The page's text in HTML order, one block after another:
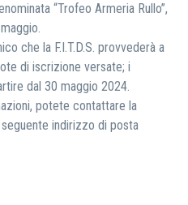
“Trofeo Armeria Rullo”,
che la F.I.T.D.S. provvederà a
di iscrizione versate; i
dal 30 maggio 2024.
potete contattare la
seguente indirizzo di posta